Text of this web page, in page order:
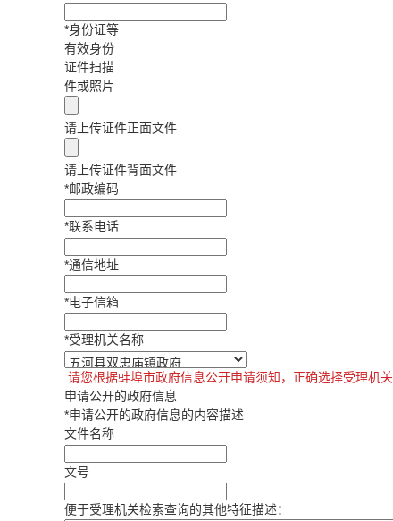
*身份证等
有效身份
证件扫描
件或照片
请上传证件正面文件
请上传证件背面文件
*邮政编码
*联系电话
*通信地址
*电子信箱
*受理机关名称
请您根据蚌埠市政府信息公开申请须知，正确选择受理机关
申请公开的政府信息
*申请公开的政府信息的内容描述
文件名称
文号
便于受理机关检索查询的其他特征描述：